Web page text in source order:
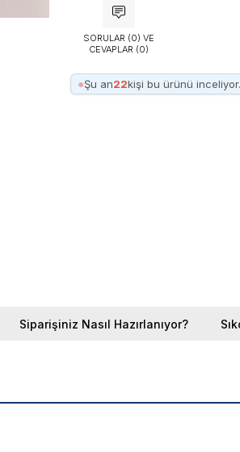
SORULAR (0) VE
CEVAPLAR (0)
●Şu an22kişi bu ürünü inceliyor.
Siparişiniz Nasıl Hazırlanıyor?